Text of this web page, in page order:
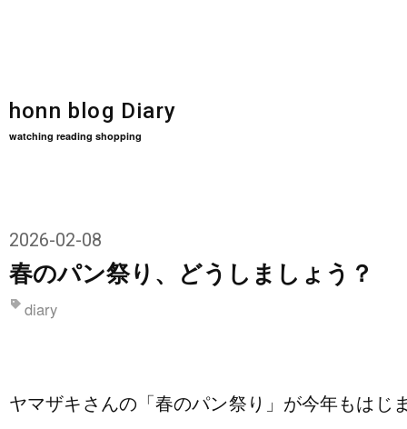
honn blog Diary
watching reading shopping
2026-02-08
春のパン祭り、どうしましょう？
diary
ヤマザキさんの「春のパン祭り」が今年もはじ